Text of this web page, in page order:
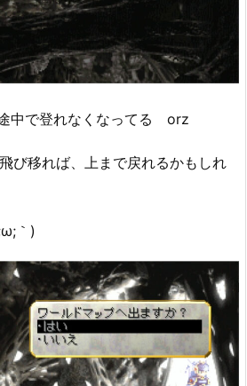
中で登れなくなってる orz
び移れば、上まで戻れるかもしれ
｀)